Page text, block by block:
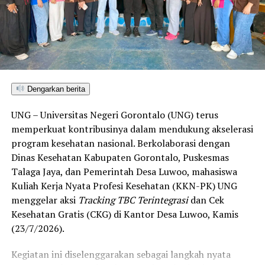
Dengarkan berita
UNG – Universitas Negeri Gorontalo (UNG) terus
memperkuat kontribusinya dalam mendukung akselerasi
program kesehatan nasional. Berkolaborasi dengan
Dinas Kesehatan Kabupaten Gorontalo, Puskesmas
Talaga Jaya, dan Pemerintah Desa Luwoo, mahasiswa
Kuliah Kerja Nyata Profesi Kesehatan (KKN-PK) UNG
menggelar aksi Tracking TBC Terintegrasidan Cek
Kesehatan Gratis (CKG) di Kantor Desa Luwoo, Kamis
(23/7/2026).
Kegiatan ini diselenggarakan sebagai langkah nyata